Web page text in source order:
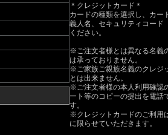
＊クレジットカード＊
カードの種類を選択し、カー
義人名、セキュリティコード
ください。
※ご注文者様とは異なる名義
は承っておりません。
※ご家族ご親族名義のクレジ
とは出来ません。
※ご注文者様の本人利用確認
ート等のコピーの提出を電話
す。
※クレジットカードのご利用
に限らせていただきます。